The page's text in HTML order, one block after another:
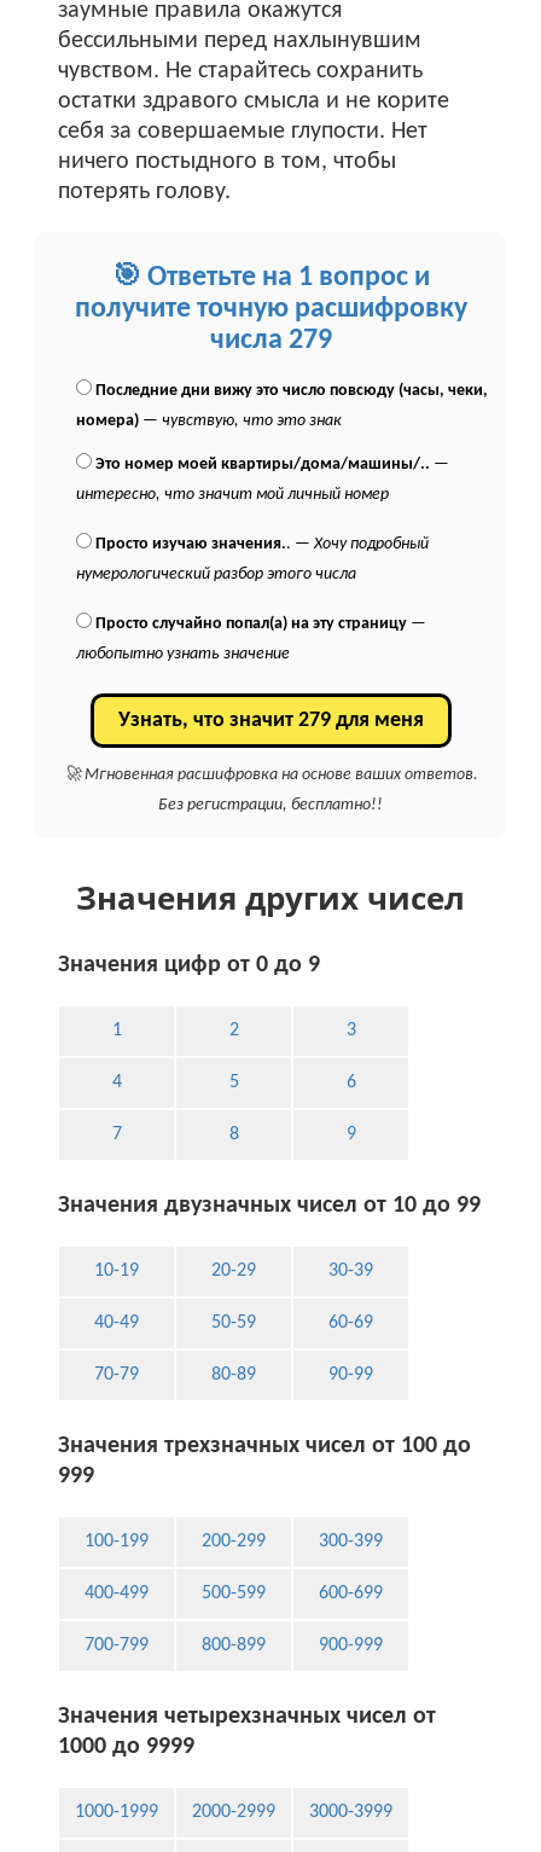
заумные правила окажутся
бессильными перед нахлынувшим
чувством. Не старайтесь сохранить
остатки здравого смысла и не корите
себя за совершаемые глупости. Нет
ничего постыдного в том, чтобы
потерять голову.
🎯 Ответьте на 1 вопрос и
получите точную расшифровку
числа 279
Последние дни вижу это число повсюду (часы, чеки,
номера) —чувствую, что это знак
Это номер моей квартиры/дома/машины/.. —
интересно, что значит мой личный номер
Просто изучаю значения.. —Хочу подробный
нумерологический разбор этого числа
Просто случайно попал(а) на эту страницу —
любопытно узнать значение
Узнать, что значит 279 для меня
🚀 Мгновенная расшифровка на основе ваших ответов.
Без регистрации, бесплатно!!
Значения других чисел
Значения цифр от 0 до 9
1 2 3
4 5 6
7 8 9
Значения двузначных чисел от 10 до 99
10-19 20-29 30-39
40-49 50-59 60-69
70-79 80-89 90-99
Значения трехзначных чисел от 100 до
999
100-199 200-299 300-399
400-499 500-599 600-699
700-799 800-899 900-999
Значения четырехзначных чисел от
1000 до 9999
1000-1999 2000-2999 3000-3999